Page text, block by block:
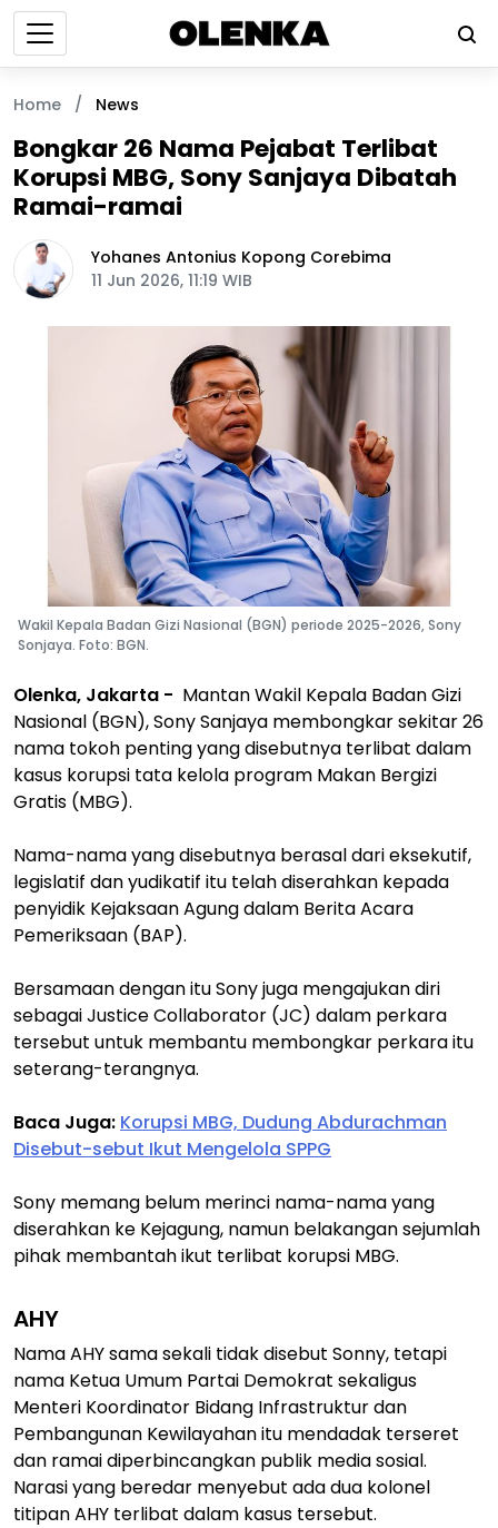
Home / News
Bongkar 26 Nama Pejabat Terlibat
Korupsi MBG, Sony Sanjaya Dibatah
Ramai-ramai
Yohanes Antonius Kopong Corebima
11 Jun 2026, 11:19 WIB
Wakil Kepala Badan Gizi Nasional (BGN) periode 2025-2026, Sony
Sonjaya. Foto: BGN.
Olenka, Jakarta - Mantan Wakil Kepala Badan Gizi
Nasional (BGN), Sony Sanjaya membongkar sekitar 26
nama tokoh penting yang disebutnya terlibat dalam
kasus korupsi tata kelola program Makan Bergizi
Gratis (MBG).
Nama-nama yang disebutnya berasal dari eksekutif,
legislatif dan yudikatif itu telah diserahkan kepada
penyidik Kejaksaan Agung dalam Berita Acara
Pemeriksaan (BAP).
Bersamaan dengan itu Sony juga mengajukan diri
sebagai Justice Collaborator (JC) dalam perkara
tersebut untuk membantu membongkar perkara itu
seterang-terangnya.
Baca Juga: Korupsi MBG, Dudung Abdurachman
Disebut-sebut Ikut Mengelola SPPG
Sony memang belum merinci nama-nama yang
diserahkan ke Kejagung, namun belakangan sejumlah
pihak membantah ikut terlibat korupsi MBG.
AHY
Nama AHY sama sekali tidak disebut Sonny, tetapi
nama Ketua Umum Partai Demokrat sekaligus
Menteri Koordinator Bidang Infrastruktur dan
Pembangunan Kewilayahan itu mendadak terseret
dan ramai diperbincangkan publik media sosial.
Narasi yang beredar menyebut ada dua kolonel
titipan AHY terlibat dalam kasus tersebut.